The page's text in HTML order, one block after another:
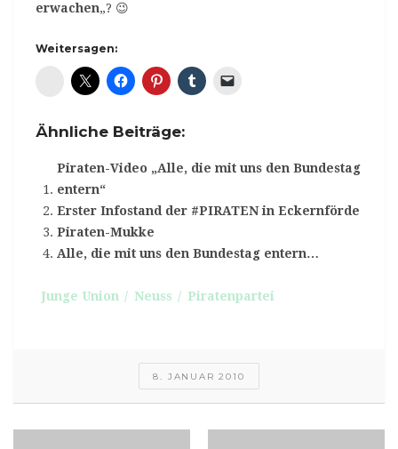
erwachen„? 😉
Weitersagen:
Diaspora*
Ähnliche Beiträge:
Piraten-Video „Alle, die mit uns den Bundestag
entern“
Erster Infostand der #PIRATEN in Eckernförde
Piraten-Mukke
Alle, die mit uns den Bundestag entern…
Junge Union Neuss Piratenpartei
8. JANUAR 2010